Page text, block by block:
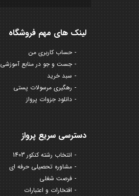
لینک های مهم فروشگاه
حساب کاربری من
جست و جو در منابع آموزشی
سبد خرید
رهگیری مرسولات پستی
دانلود جزوات پرواز
دسترسی سریع پرواز
انتخاب رشته کنکور 1403
مشاوره تحصیلی حرفه ای
فرصت شغلی
افتخارات و اعتبارات